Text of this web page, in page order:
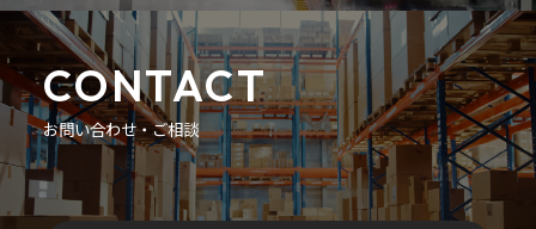
CONTACT
お問い合わせ・ご相談